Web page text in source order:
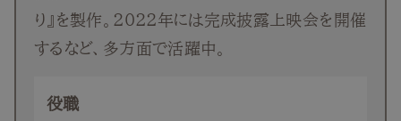
り』を製作。2022年には完成披露上映会を開催
するなど、多方面で活躍中。
役職